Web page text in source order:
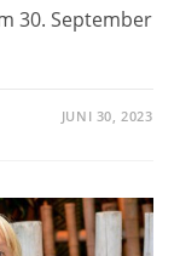
30. September
JUNI 30, 2023